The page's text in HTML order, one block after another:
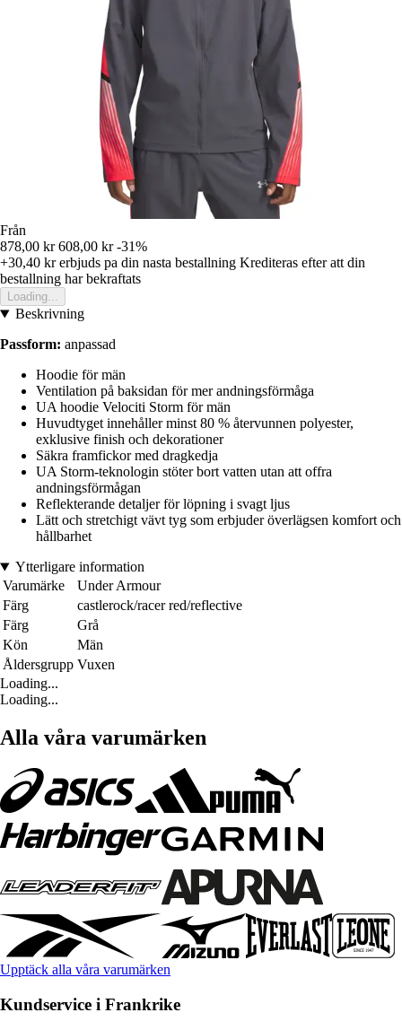
Från
878,00 kr 608,00 kr -31%
+30,40 krerbjuds pa din nasta bestallning Krediteras efter att din
bestallning har bekraftats
Loading...
Beskrivning
Passform: anpassad
Hoodie för män
Ventilation på baksidan för mer andningsförmåga
UA hoodie Velociti Storm för män
Huvudtyget innehåller minst 80 % återvunnen polyester,
exklusive finish och dekorationer
Säkra framfickor med dragkedja
UA Storm-teknologin stöter bort vatten utan att offra
andningsförmågan
Reflekterande detaljer för löpning i svagt ljus
Lätt och stretchigt vävt tyg som erbjuder överlägsen komfort och
hållbarhet
Ytterligare information
Varumärke
Under Armour
Färg
castlerock/racer red/reflective
Färg
Grå
Kön
Män
Åldersgrupp Vuxen
Loading...
Loading...
Alla våra varumärken
Upptäck alla våra varumärken
Kundservice i Frankrike